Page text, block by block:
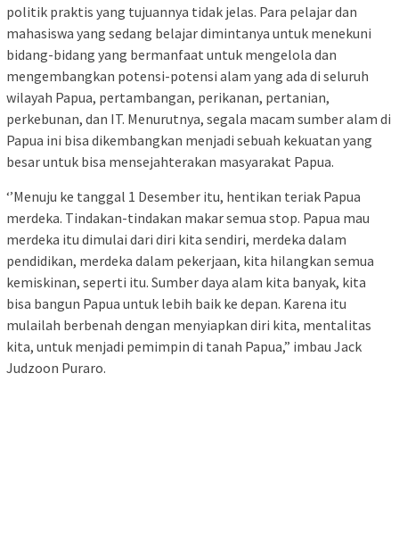
politik praktis yang tujuannya tidak jelas. Para pelajar dan
mahasiswa yang sedang belajar dimintanya untuk menekuni
bidang-bidang yang bermanfaat untuk mengelola dan
mengembangkan potensi-potensi alam yang ada di seluruh
wilayah Papua, pertambangan, perikanan, pertanian,
perkebunan, dan IT. Menurutnya, segala macam sumber alam di
Papua ini bisa dikembangkan menjadi sebuah kekuatan yang
besar untuk bisa mensejahterakan masyarakat Papua.
‘’Menuju ke tanggal 1 Desember itu, hentikan teriak Papua
merdeka. Tindakan-tindakan makar semua stop. Papua mau
merdeka itu dimulai dari diri kita sendiri, merdeka dalam
pendidikan, merdeka dalam pekerjaan, kita hilangkan semua
kemiskinan, seperti itu. Sumber daya alam kita banyak, kita
bisa bangun Papua untuk lebih baik ke depan. Karena itu
mulailah berbenah dengan menyiapkan diri kita, mentalitas
kita, untuk menjadi pemimpin di tanah Papua,” imbau Jack
Judzoon Puraro.